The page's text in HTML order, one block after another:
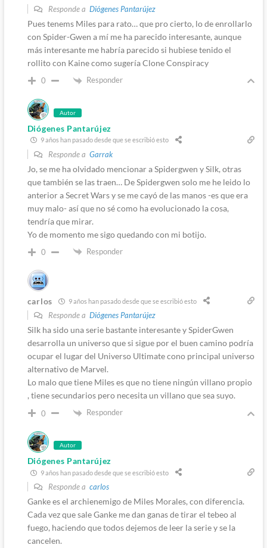
Responde a Diógenes Pantarújez
Pues tenems Miles para rato… que pro cierto, lo de enrollarlo
con Spider-Gwen a mí me ha parecido interesante, aunque
más interesante me habría parecido si hubiese tenido el
rollito con Kaine como sugería Clone Conspiracy
0 Responder
Autor
Diógenes Pantarújez
9 años han pasado desde que se escribió esto
Responde a Garrak
Jo, se me ha olvidado mencionar a Spidergwen y Silk, otras
que también se las traen… De Spidergwen solo me he leido lo
anterior a Secret Wars y se me cayó de las manos -es que era
muy malo- así que no sé como ha evolucionado la cosa,
tendría que mirar.
Yo de momento me sigo quedando con mi botijo.
0 Responder
carlos 9 años han pasado desde que se escribió esto
Responde a Diógenes Pantarújez
Silk ha sido una serie bastante interesante y SpiderGwen
desarrolla un universo que si sigue por el buen camino podría
ocupar el lugar del Universo Ultimate cono principal universo
alternativo de Marvel.
Lo malo que tiene Miles es que no tiene ningún villano propio
, tiene secundarios pero necesita un villano que sea suyo.
0 Responder
Autor
Diógenes Pantarújez
9 años han pasado desde que se escribió esto
Responde a carlos
Ganke es el archienemigo de Miles Morales, con diferencia.
Cada vez que sale Ganke me dan ganas de tirar el tebeo al
fuego, haciendo que todos dejemos de leer la serie y se la
cancelen.